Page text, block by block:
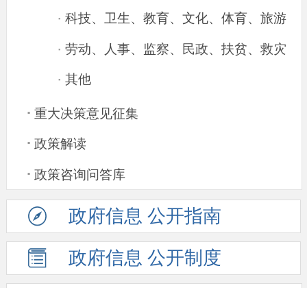
· 科技、卫生、教育、文化、体育、旅游
· 劳动、人事、监察、民政、扶贫、救灾
· 其他
. 重大决策意见征集
. 政策解读
. 政策咨询问答库
政府信息 公开指南
政府信息 公开制度